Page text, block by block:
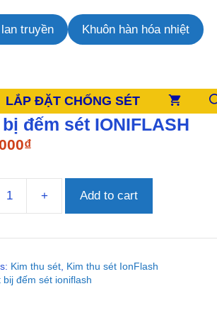
truyền Khuôn hàn hóa nhiệt
LẮP ĐẶT CHỐNG SÉT
đếm sét IONIFLASH
₫
+ Add to cart
Kim thu sét
Kim thu sét IonFlash
bij đếm sét ioniflash